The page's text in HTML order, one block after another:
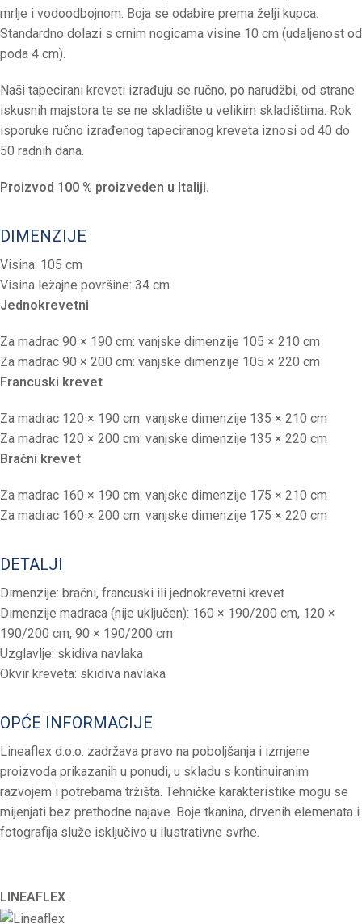
mrlje i vodoodbojnom. Boja se odabire prema želji kupca.
Standardno dolazi s crnim nogicama visine 10 cm (udaljenost od
poda 4 cm).
Naši tapecirani kreveti izrađuju se ručno, po narudžbi, od strane
iskusnih majstora te se ne skladište u velikim skladištima. Rok
isporuke ručno izrađenog tapeciranog kreveta iznosi od 40 do
50 radnih dana.
Proizvod 100 % proizveden u Italiji.
DIMENZIJE
Visina: 105 cm
Visina ležajne površine: 34 cm
Jednokrevetni
Za madrac 90 × 190 cm: vanjske dimenzije 105 × 210 cm
Za madrac 90 × 200 cm: vanjske dimenzije 105 × 220 cm
Francuski krevet
Za madrac 120 × 190 cm: vanjske dimenzije 135 × 210 cm
Za madrac 120 × 200 cm: vanjske dimenzije 135 × 220 cm
Bračni krevet
Za madrac 160 × 190 cm: vanjske dimenzije 175 × 210 cm
Za madrac 160 × 200 cm: vanjske dimenzije 175 × 220 cm
DETALJI
Dimenzije: bračni, francuski ili jednokrevetni krevet
Dimenzije madraca (nije uključen): 160 × 190/200 cm, 120 ×
190/200 cm, 90 × 190/200 cm
Uzglavlje: skidiva navlaka
Okvir kreveta: skidiva navlaka
OPĆE INFORMACIJE
Lineaflex d.o.o. zadržava pravo na poboljšanja i izmjene
proizvoda prikazanih u ponudi, u skladu s kontinuiranim
razvojem i potrebama tržišta. Tehničke karakteristike mogu se
mijenjati bez prethodne najave. Boje tkanina, drvenih elemenata i
fotografija služe isključivo u ilustrativne svrhe.
LINEAFLEX